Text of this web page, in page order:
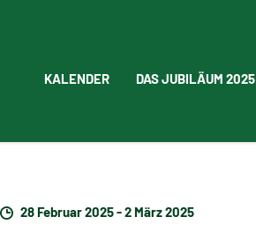
KALENDER DAS JUBILÄUM 2025
28 Februar 2025 - 2 März 2025